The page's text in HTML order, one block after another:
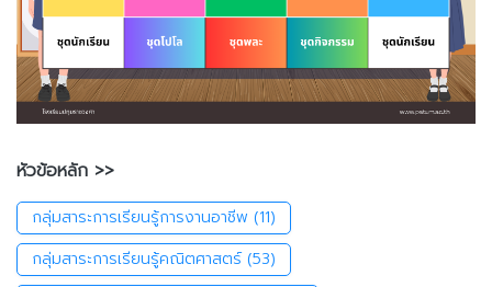
หัวข้อหลัก >>
กลุ่มสาระการเรียนรู้การงานอาชีพ (11)
กลุ่มสาระการเรียนรู้คณิตศาสตร์ (53)